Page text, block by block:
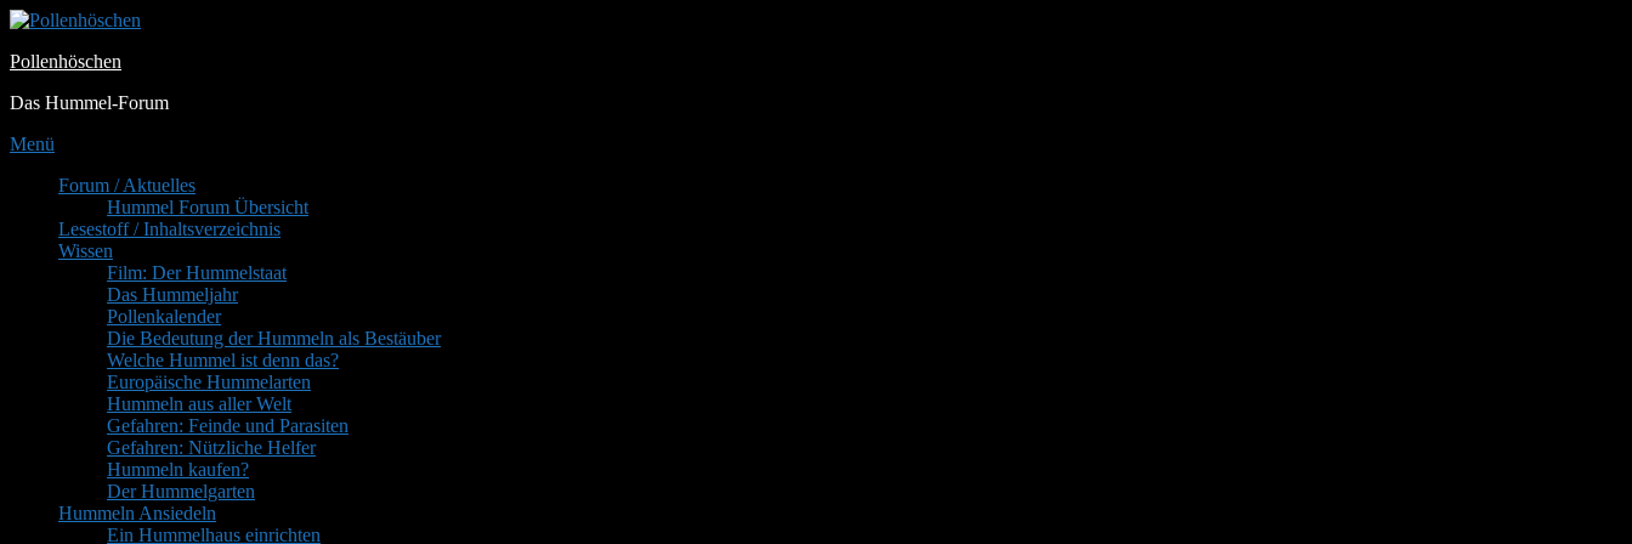
Zum
springen
Pollenhöschen
Das Hummel-Forum
Menü
PrimäresForum / Aktuelles
Hummel Forum Übersicht
Lesestoff / Inhaltsverzeichnis
Wissen
Film: Der Hummelstaat
Das Hummeljahr
Pollenkalender
Die Bedeutung der Hummeln als Bestäuber
Welche Hummel ist denn das?
Europäische Hummelarten
Hummeln aus aller Welt
Gefahren: Feinde und Parasiten
Gefahren: Nützliche Helfer
Hummeln kaufen?
Der Hummelgarten
Hummeln Ansiedeln
Ein Hummelhaus einrichten